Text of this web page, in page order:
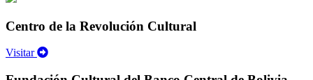
Centro de la Revolución Cultural
Visitar